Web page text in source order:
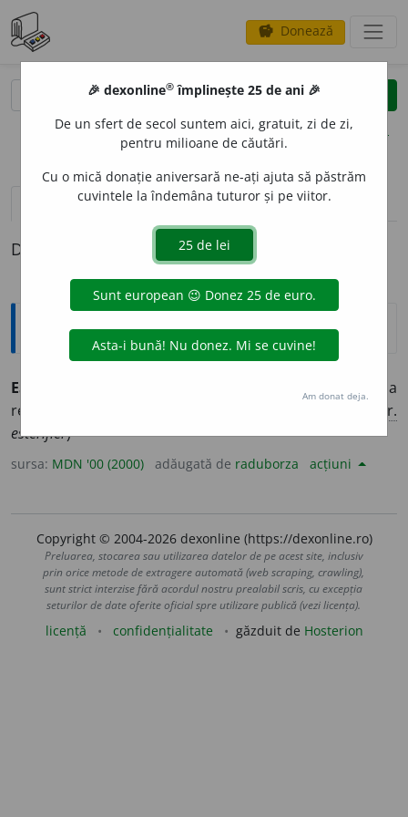
savings Donează
clear
opțiuni
definiții (1)
Definiția cu ID-ul 463521:
Explicative DEX
ESTERIFIC
a transforma în ester prin reacția
reversibilă dintre un acid carboxilic și un alcool. (<
fr.
estérifier)
sursa: MDN '00 (2000) adăugată de raduborza acțiuni
Copyright © 2004-2026 dexonline (https://dexonline.ro)
Preluarea, stocarea sau utilizarea datelor de pe acest site, inclusiv
prin orice metode de extragere automată (web scraping, crawling),
sunt strict interzise fără acordul nostru prealabil scris, cu excepția
seturilor de date oferite oficial spre utilizare publică (vezi licența).
licență confidențialitate găzduit de Hosterion
🎉 dexonline® împlinește 25 de ani 🎉
De un sfert de secol suntem aici, gratuit, zi de zi,
pentru milioane de căutări.
Cu o mică donație aniversară ne-ați ajuta să păstrăm
cuvintele la îndemâna tuturor și pe viitor.
Am donat deja.